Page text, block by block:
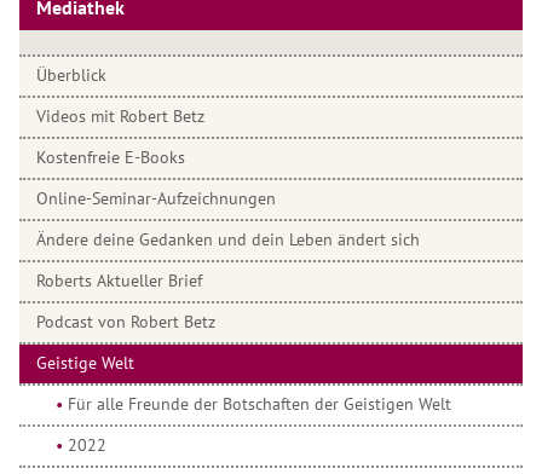
Mediathek
Überblick
Videos mit Robert Betz
Kostenfreie E-Books
Online-Seminar-Aufzeichnungen
Ändere deine Gedanken und dein Leben ändert sich
Roberts Aktueller Brief
Podcast von Robert Betz
Geistige Welt
Für alle Freunde der Botschaften der Geistigen Welt
2022